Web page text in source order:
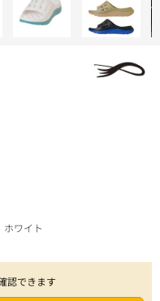
ホワイト
認できます